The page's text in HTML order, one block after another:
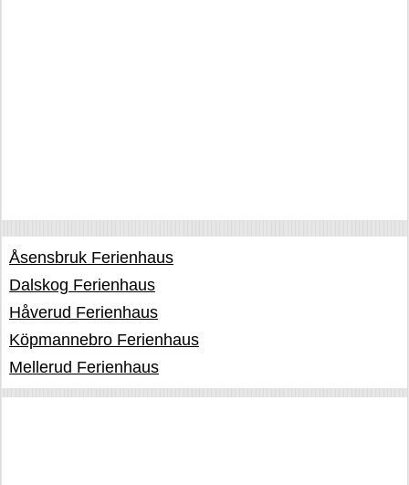
Åsensbruk Ferienhaus
Dalskog Ferienhaus
Håverud Ferienhaus
Köpmannebro Ferienhaus
Mellerud Ferienhaus